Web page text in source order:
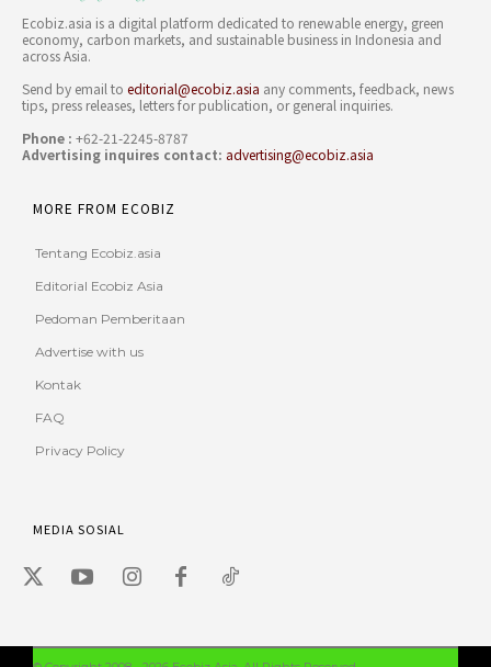
Ecobiz.asia is a digital platform dedicated to renewable energy, green
economy, carbon markets, and sustainable business in Indonesia and
across Asia.
Send by email to editorial@ecobiz.asia any comments, feedback, news
tips, press releases, letters for publication, or general inquiries.
Phone : +62-21-2245-8787
Advertising inquires contact: advertising@ecobiz.asia
MORE FROM ECOBIZ
Tentang Ecobiz.asia
Editorial Ecobiz Asia
Pedoman Pemberitaan
Advertise with us
Kontak
FAQ
Privacy Policy
MEDIA SOSIAL